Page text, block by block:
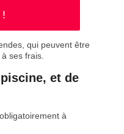
qui peuvent être
ses frais.
et de
à